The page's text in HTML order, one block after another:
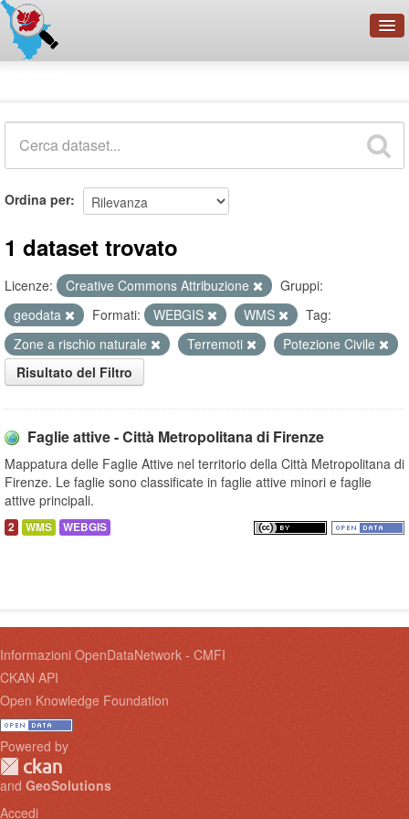
Organizzazioni
Ordina per
1 dataset trovato
Licenze: Creative Commons Attribuzione
Gruppi:
geodata
Formati: WEBGIS WMS
Tag:
Zone a rischio naturale
Terremoti
Potezione Civile
Risultato del Filtro
Faglie attive - Città Metropolitana di Firenze
Mappatura delle Faglie Attive nel territorio della Città Metropolitana di
Firenze. Le faglie sono classificate in faglie attive minori e faglie
attive principali.
2 WMS WEBGIS
Informazioni OpenDataNetwork - CMFI
CKAN API
Open Knowledge Foundation
Powered by
and GeoSolutions
Accedi